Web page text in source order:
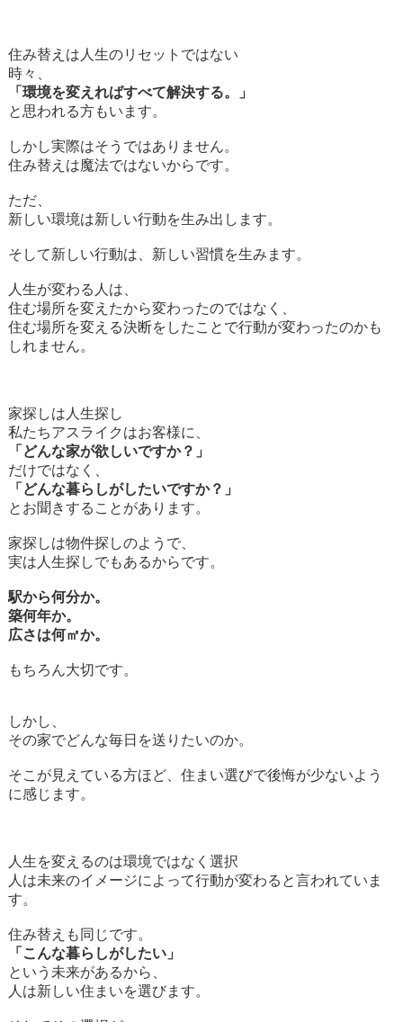
住み替えは人生のリセットではない
時々、
「環境を変えればすべて解決する。」
と思われる方もいます。
しかし実際はそうではありません。
住み替えは魔法ではないからです。
ただ、
新しい環境は新しい行動を生み出します。
そして新しい行動は、新しい習慣を生みます。
人生が変わる人は、
住む場所を変えたから変わったのではなく、
住む場所を変える決断をしたことで行動が変わったのかも
しれません。
家探しは人生探し
私たちアスライクはお客様に、
「どんな家が欲しいですか？」
だけではなく、
「どんな暮らしがしたいですか？」
とお聞きすることがあります。
家探しは物件探しのようで、
実は人生探しでもあるからです。
駅から何分か。
築何年か。
広さは何㎡か。
もちろん大切です。
しかし、
その家でどんな毎日を送りたいのか。
そこが見えている方ほど、住まい選びで後悔が少ないよう
に感じます。
人生を変えるのは環境ではなく選択
人は未来のイメージによって行動が変わると言われていま
す。
住み替えも同じです。
「こんな暮らしがしたい」
という未来があるから、
人は新しい住まいを選びます。